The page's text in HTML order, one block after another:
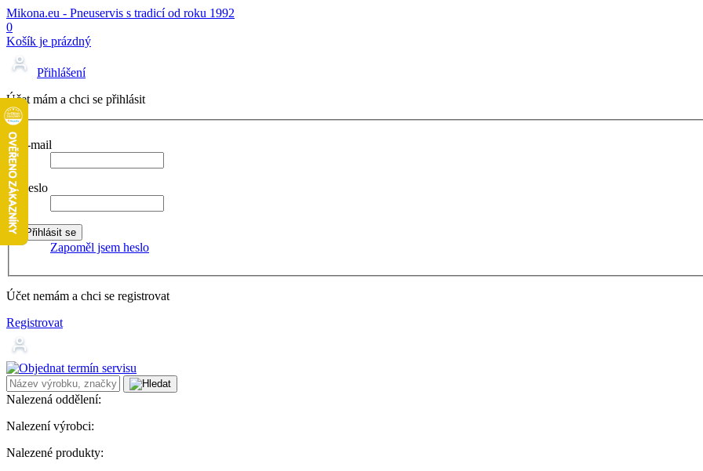
Mikona.eu - Pneuservis s tradicí od roku 1992
0
Košík je prázdný
Přihlášení
Účet mám a chci se přihlásit
E-mail
Heslo
Zapoměl jsem heslo
Účet nemám a chci se registrovat
Registrovat
Nalezená oddělení:
Nalezení výrobci:
Nalezené produkty: